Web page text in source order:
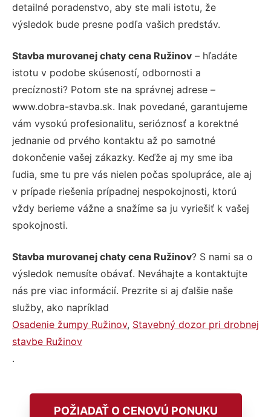
detailné poradenstvo, aby ste mali istotu, že
výsledok bude presne podľa vašich predstáv.
Stavba murovanej chaty cena Ružinov – hľadáte
istotu v podobe skúseností, odbornosti a
precíznosti? Potom ste na správnej adrese –
www.dobra-stavba.sk. Inak povedané, garantujeme
vám vysokú profesionalitu, serióznosť a korektné
jednanie od prvého kontaktu až po samotné
dokončenie vašej zákazky. Keďže aj my sme iba
ľudia, sme tu pre vás nielen počas spolupráce, ale aj
v prípade riešenia prípadnej nespokojnosti, ktorú
vždy berieme vážne a snažíme sa ju vyriešiť k vašej
spokojnosti.
Stavba murovanej chaty cena Ružinov? S nami sa o
výsledok nemusíte obávať. Neváhajte a kontaktujte
nás pre viac informácií. Prezrite si aj ďalšie naše
služby, ako napríklad
Osadenie žumpy Ružinov, Stavebný dozor pri drobnej
stavbe Ružinov
.
POŽIADAŤ O CENOVÚ PONUKU